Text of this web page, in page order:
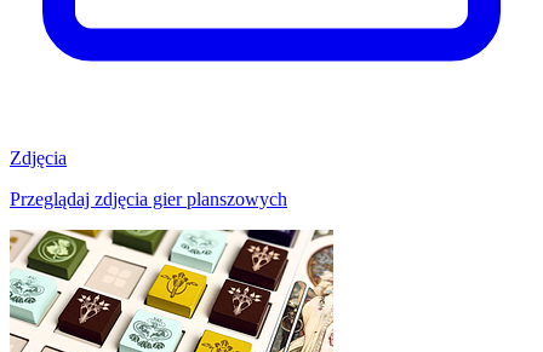
Zdjęcia
Przeglądaj zdjęcia gier planszowych